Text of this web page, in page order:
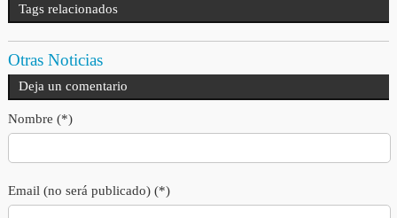
Tags relacionados
Otras Noticias
Deja un comentario
Nombre (*)
Email (no será publicado) (*)